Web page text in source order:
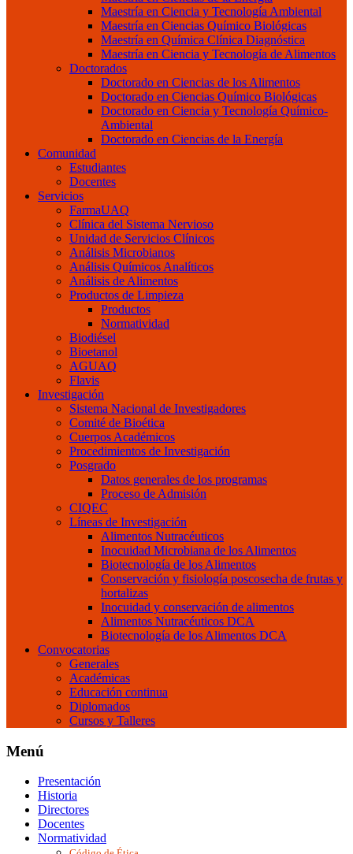
Maestría en Ciencia y Tecnología Ambiental
Maestría en Ciencias Químico Biológicas
Maestría en Química Clínica Diagnóstica
Maestría en Ciencia y Tecnología de Alimentos
Doctorados
Doctorado en Ciencias de los Alimentos
Doctorado en Ciencias Químico Biológicas
Doctorado en Ciencia y Tecnología Químico-
Ambiental
Doctorado en Ciencias de la Energía
Comunidad
Estudiantes
Docentes
Servicios
FarmaUAQ
Clínica del Sistema Nervioso
Unidad de Servicios Clínicos
Análisis Microbianos
Análisis Químicos Analíticos
Análisis de Alimentos
Productos de Limpieza
Productos
Normatividad
Biodiésel
Bioetanol
AGUAQ
Flavis
Investigación
Sistema Nacional de Investigadores
Comité de Bioética
Cuerpos Académicos
Procedimientos de Investigación
Posgrado
Datos generales de los programas
Proceso de Admisión
CIQEC
Líneas de Investigación
Alimentos Nutracéuticos
Inocuidad Microbiana de los Alimentos
Biotecnología de los Alimentos
Conservación y fisiología poscosecha de frutas y
hortalizas
Inocuidad y conservación de alimentos
Alimentos Nutracéuticos DCA
Biotecnología de los Alimentos DCA
Convocatorias
Generales
Académicas
Educación continua
Diplomados
Cursos y Talleres
Menú
Presentación
Historia
Directores
Docentes
Normatividad